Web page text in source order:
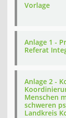
Vorlage
Anlage 1 -
Referat
Anlage 2 -
Menschen
schweren
Landkreis